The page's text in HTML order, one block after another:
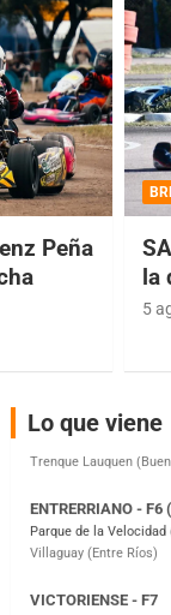
Peña
la
5
Lo que viene
COBERTURA
08/09-AGO
Ramiro Tot (Asfalto)
Baradero (Buenos
Parque de la Velocidad
El Cerro (Tierra)
Victoria (Entre Ríos)